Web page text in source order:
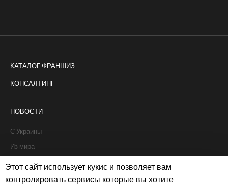
КАТАЛОГ ФРАНШИЗ
КОНСАЛТИНГ
НОВОСТИ
С Украины
Из мира
Интервью
Истории франчайзи
Этот сайт использует кукис и позволяет вам
контролировать сервисы которые вы хотите